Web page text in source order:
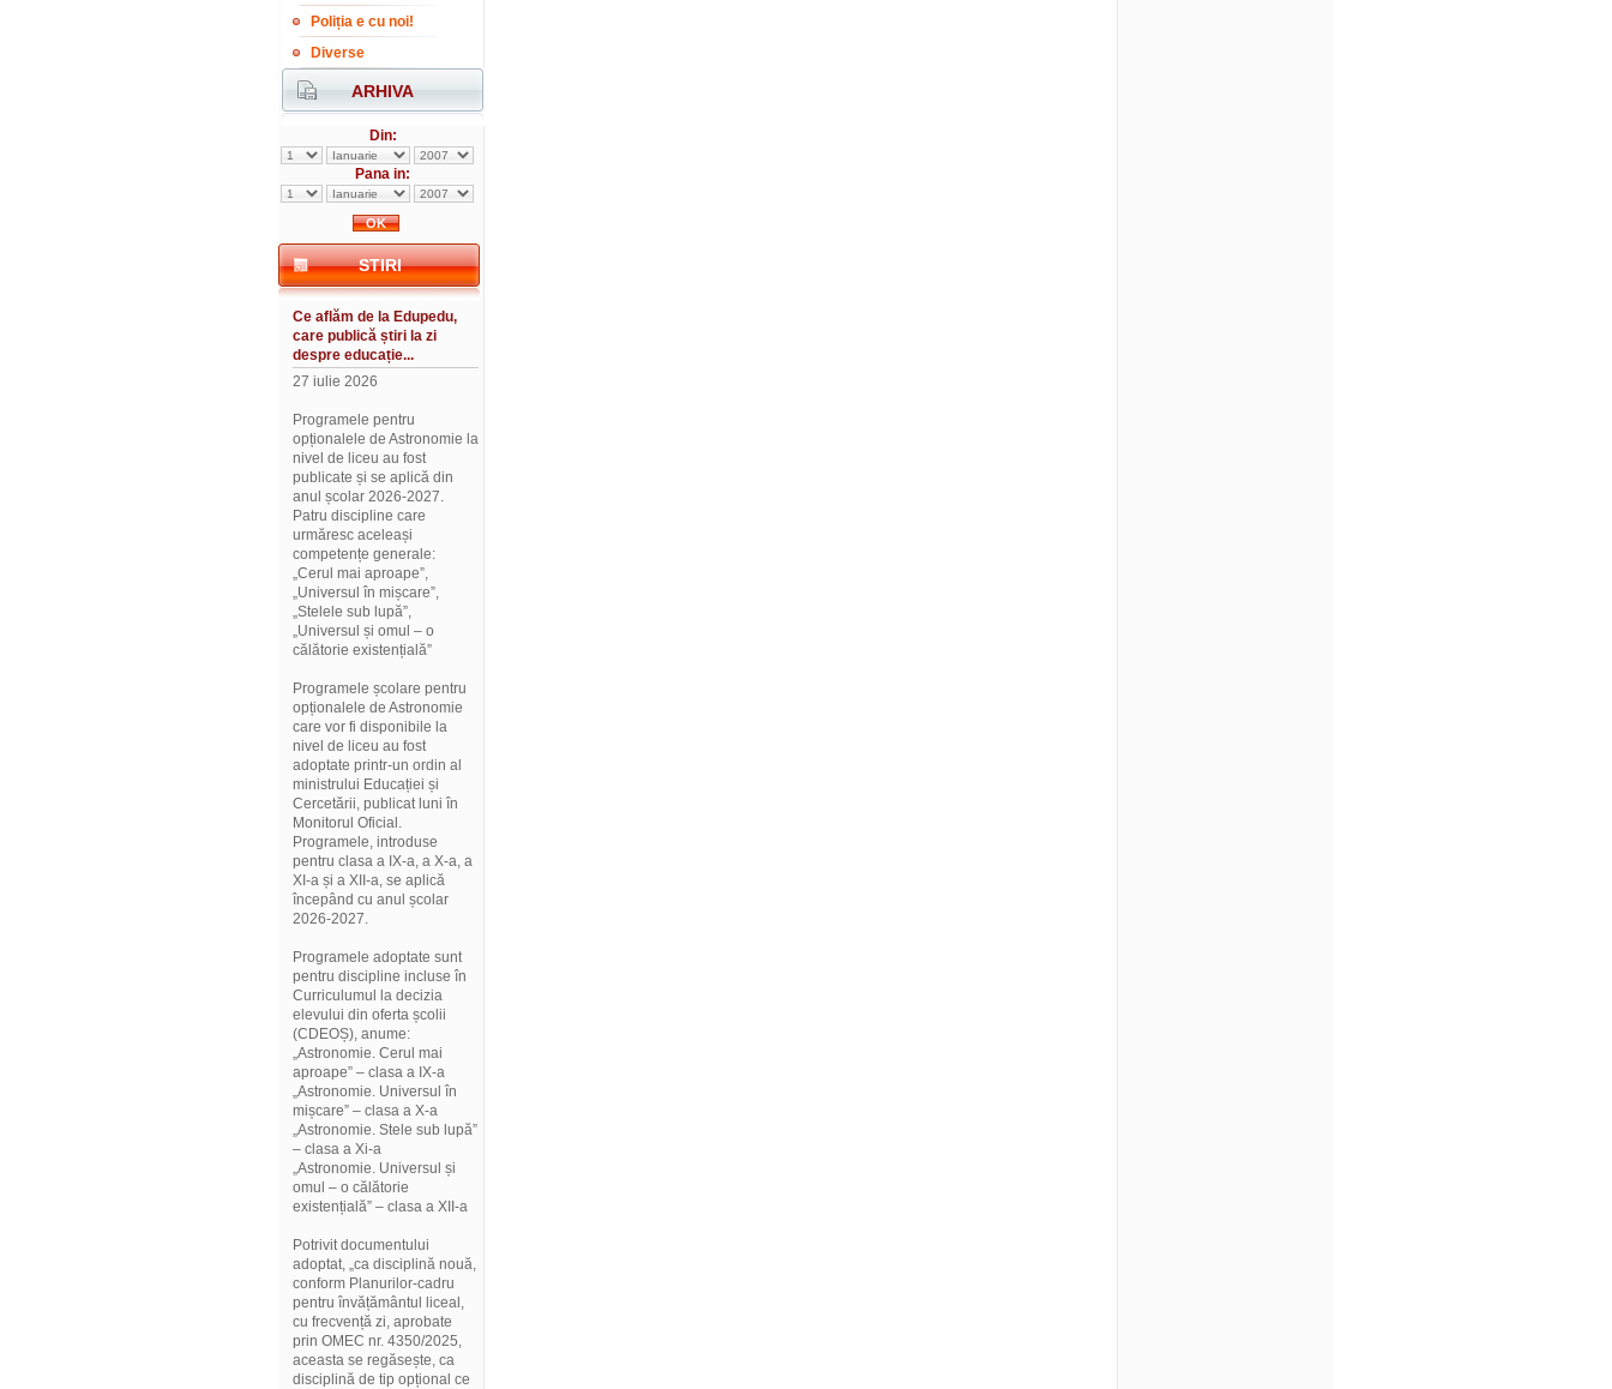
Poliția e cu noi!
Diverse
ARHIVA
Din:
Pana in:
STIRI
Ce aflăm de la Edupedu,
care publică știri la zi
despre educație...
27 iulie 2026
Programele pentru
opționalele de Astronomie la
nivel de liceu au fost
publicate și se aplică din
anul școlar 2026-2027.
Patru discipline care
urmăresc aceleași
competențe generale:
„Cerul mai aproape”,
„Universul în mișcare”,
„Stelele sub lupă”,
„Universul și omul – o
călătorie existențială”
Programele școlare pentru
opționalele de Astronomie
care vor fi disponibile la
nivel de liceu au fost
adoptate printr-un ordin al
ministrului Educației și
Cercetării, publicat luni în
Monitorul Oficial.
Programele, introduse
pentru clasa a IX-a, a X-a, a
XI-a și a XII-a, se aplică
începând cu anul școlar
2026-2027.
Programele adoptate sunt
pentru discipline incluse în
Curriculumul la decizia
elevului din oferta școlii
(CDEOȘ), anume:
„Astronomie. Cerul mai
aproape” – clasa a IX-a
„Astronomie. Universul în
mișcare” – clasa a X-a
„Astronomie. Stele sub lupă”
– clasa a Xi-a
„Astronomie. Universul și
omul – o călătorie
existențială” – clasa a XII-a
Potrivit documentului
adoptat, „ca disciplină nouă,
conform Planurilor-cadru
pentru învățământul liceal,
cu frecvență zi, aprobate
prin OMEC nr. 4350/2025,
aceasta se regăsește, ca
disciplină de tip opțional ce